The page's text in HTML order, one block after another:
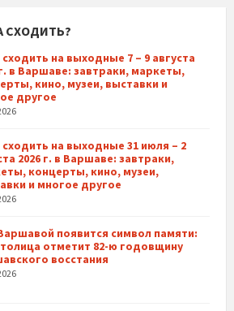
СХОДИТЬ?
на выходные 7 – 9 августа
в Варшаве: завтраки, маркеты,
кино, музеи, выставки и
другое
на выходные 31 июля – 2
2026 г. в Варшаве: завтраки,
концерты, кино, музеи,
и многое другое
появится символ памяти:
отметит 82-ю годовщину
восстания